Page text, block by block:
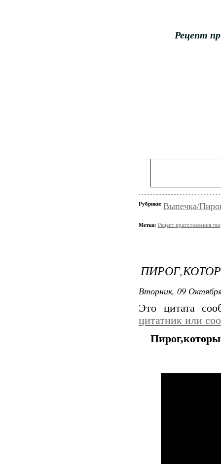
Рецепт
Рубрики: Выпечка/
Метки: Рецепт приготовления
Вторник, 09
Это цитата
цитатник или